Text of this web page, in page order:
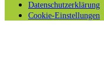
Datenschutzerklärung
Cookie-Einstellungen